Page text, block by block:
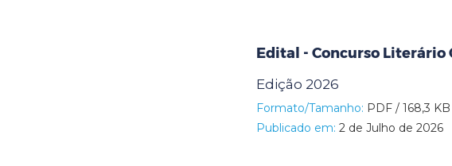
Edital - Concurso Literário
Edição 2026
Formato/Tamanho: PDF / 168,3 KB
Publicado em: 2 de Julho de 2026